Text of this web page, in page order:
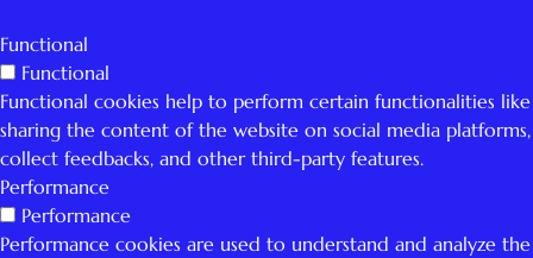
Functional
Functional
Functional cookies help to perform certain functionalities like
sharing the content of the website on social media platforms,
collect feedbacks, and other third-party features.
Performance
Performance
Performance cookies are used to understand and analyze the